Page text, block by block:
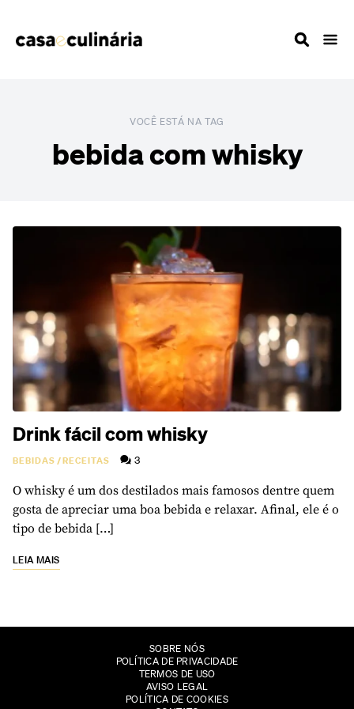
VOCÊ ESTÁ NA TAG
bebida com whisky
Drink fácil com whisky
BEBIDAS/RECEITAS 3
O whisky é um dos destilados mais famosos dentre quem
gosta de apreciar uma boa bebida e relaxar. Afinal, ele é o
tipo de bebida […]
LEIA MAIS
SOBRE NÓS
POLÍTICA DE PRIVACIDADE
TERMOS DE USO
AVISO LEGAL
POLÍTICA DE COOKIES